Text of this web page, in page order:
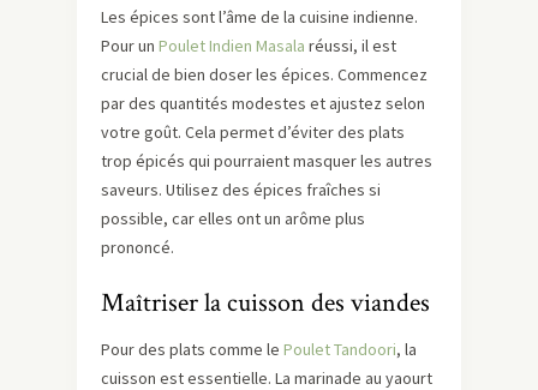
Les épices sont l’âme de la cuisine indienne.
Pour un Poulet Indien Masala réussi, il est
crucial de bien doser les épices. Commencez
par des quantités modestes et ajustez selon
votre goût. Cela permet d’éviter des plats
trop épicés qui pourraient masquer les autres
saveurs. Utilisez des épices fraîches si
possible, car elles ont un arôme plus
prononcé.
Maîtriser la cuisson des viandes
Pour des plats comme le Poulet Tandoori, la
cuisson est essentielle. La marinade au yaourt